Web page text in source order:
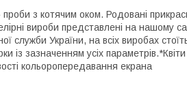
з котячим оком. Родовані
вироби представлені на нашому
служби України, на всіх виробах
із зазначенням усіх
кольоропередавання екрана